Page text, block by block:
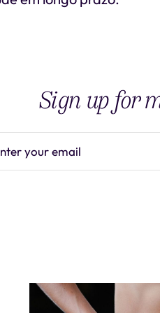
Sign up for
your email